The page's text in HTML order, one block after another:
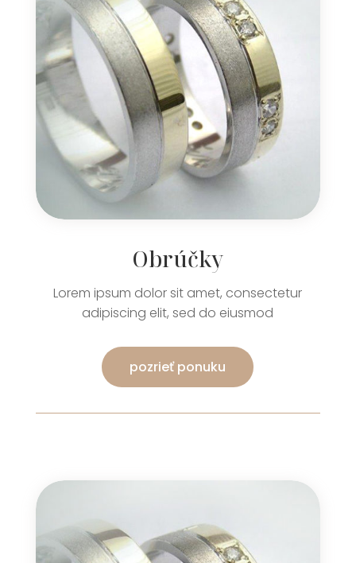
Obrúčky
Lorem ipsum dolor sit amet, consectetur
adipiscing elit, sed do eiusmod
pozrieť ponuku